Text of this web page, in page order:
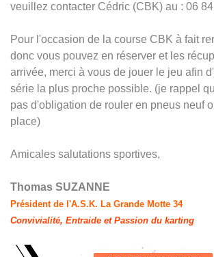
veuillez contacter Cédric (CBK) au : 06
Pour l'occasion de la course CBK à fait
donc vous pouvez en réserver et les
arrivée, merci à vous de jouer le jeu afin
série la plus proche possible. (je rappel
pas d'obligation de rouler en pneus neuf
place)
Amicales salutations sportives,
Thomas SUZANNE
Président de l'A.S.K. La Grande Motte 34
Convivialité, Entraide et Passion du karting